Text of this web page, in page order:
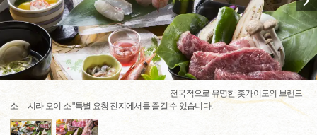
전국적으로 유명한 홋카이도의 브랜드
소 「시라 오이 소 "특별 요청 진지에서를 즐길 수 있습니다.